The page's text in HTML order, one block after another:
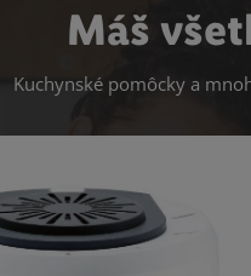
Máš
Kuchynské pomôcky a